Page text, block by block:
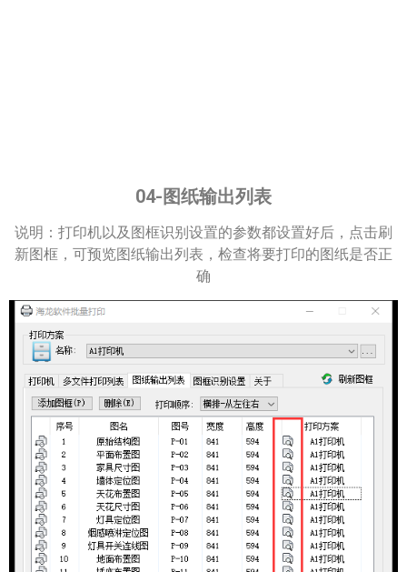
04-图纸输出列表
说明：打印机以及图框识别设置的参数都设置好后，点击刷
新图框，可预览图纸输出列表，检查将要打印的图纸是否正
确